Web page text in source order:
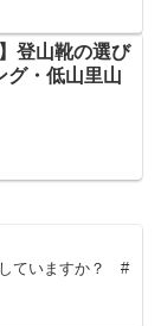
登山靴の選び
グ・低山里山
ていますか？ #